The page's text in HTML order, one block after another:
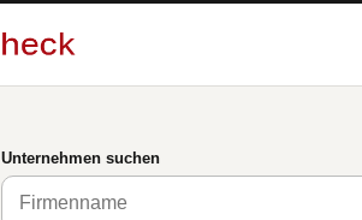
Unternehmen suchen